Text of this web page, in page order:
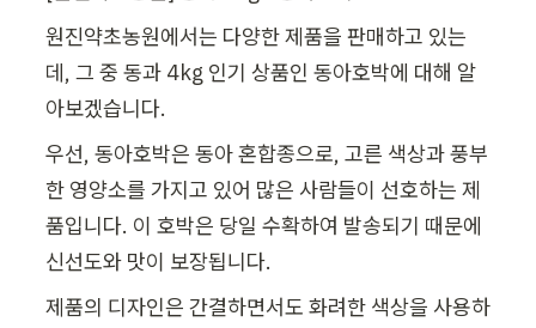
원진약초농원에서는 다양한 제품을 판매하고 있는
데, 그 중 동과 4kg 인기 상품인 동아호박에 대해 알
아보겠습니다.
우선, 동아호박은 동아 혼합종으로, 고른 색상과 풍부
한 영양소를 가지고 있어 많은 사람들이 선호하는 제
품입니다. 이 호박은 당일 수확하여 발송되기 때문에
신선도와 맛이 보장됩니다.
제품의 디자인은 간결하면서도 화려한 색상을 사용하